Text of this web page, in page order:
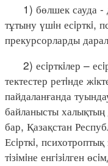
1) бөлшек сауда -
тұтыну үшiн есiрткi,
прекурсорларды
2) есiрткiлер –
тектестер ретiнде
пайдаланғанда
байланысты
бар, Қазақстан
Есiрткi,
тiзiмiне енгiзiлген